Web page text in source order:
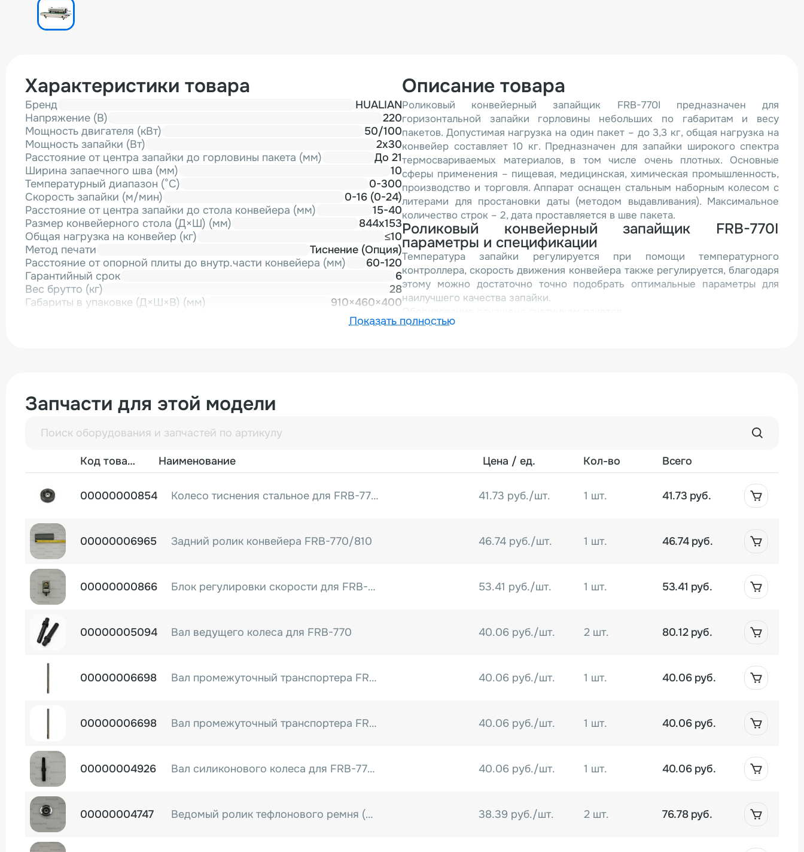
Характеристики товара
Бренд
HUALIAN
Напряжение (В)
220
Мощность двигателя (кВт)
50/100
Мощность запайки (Вт)
2х30
Расстояние от центра запайки до горловины пакета (мм)
До 21
Ширина запаечного шва (мм)
10
Температурный диапазон (°С)
0-300
Скорость запайки (м/мин)
0-16 (0-24)
Расстояние от центра запайки до стола конвейера (мм)
15-40
Размер конвейерного стола (Д×Ш) (мм)
844х153
Общая нагрузка на конвейер (кг)
≤10
Метод печати
Тиснение (Опция)
Расстояние от опорной плиты до внутр.части конвейера (мм)
60-120
Гарантийный срок
6
Вес брутто (кг)
28
Габариты в упаковке (Д×Ш×В) (мм)
910×460×400
Описание товара
Роликовый конвейерный запайщик FRB-770I предназначен для
горизонтальной запайки горловины небольших по габаритам и весу
пакетов. Допустимая нагрузка на один пакет – до 3,3 кг, общая нагрузка на
конвейер составляет 10 кг. Предназначен для запайки широкого спектра
термосвариваемых материалов, в том числе очень плотных. Основные
сферы применения – пищевая, медицинская, химическая промышленность,
производство и торговля. Аппарат оснащен стальным наборным колесом с
литерами для простановки даты (методом выдавливания). Максимальное
количество строк – 2, дата проставляется в шве пакета.
Роликовый конвейерный запайщик FRB-770I
параметры и спецификации
Температура запайки регулируется при помощи температурного
контроллера, скорость движения конвейера также регулируется, благодаря
этому можно достаточно точно подобрать оптимальные параметры для
наилучшего качества запайки.
Подача пакета осуществляется в горизонтальном положении (плашмя),
типа, в том числе в исполнении из нержавеющей стали.
В комплекте с запайщиком всегда поставляется комплект литер с колесом
тиснения, необходимый запас легко изнашивающихся запчастей для
бесперебойной работы (тефлоновые и зубчатые ремни, тэны и пр.)
производителя, оперативная поставка, профессиональное сервисное
Показать полностью
Запчасти для этой модели
Код товара Наименование Цена / ед. Кол-во Всего
00000000854 Колесо тиснения стальное для FRB-770/810/980 в сборе с подшипником 41.73 руб./шт. 1 шт. 41.73 руб.
00000006965 Задний ролик конвейера FRB-770/810 46.74 руб./шт. 1 шт. 46.74 руб.
00000000866 Блок регулировки скорости для FRB-770/810/ET-20 53.41 руб./шт. 1 шт. 53.41 руб.
00000005094 Вал ведущего колеса для FRB-770 40.06 руб./шт. 2 шт. 80.12 руб.
00000006698 Вал промежуточный транспортера FRB-770 (длина 175 мм) 40.06 руб./шт. 1 шт. 40.06 руб.
00000006698 Вал промежуточный транспортера FRB-770 (длина 175 мм) 40.06 руб./шт. 1 шт. 40.06 руб.
00000004926 Вал силиконового колеса для FRB-770/810/980 DBF-900 40.06 руб./шт. 1 шт. 40.06 руб.
00000004747 Ведомый ролик тефлонового ремня (в сборе с подшипником) для FRB-770/810/980 38.39 руб./шт. 2 шт. 76.78 руб.